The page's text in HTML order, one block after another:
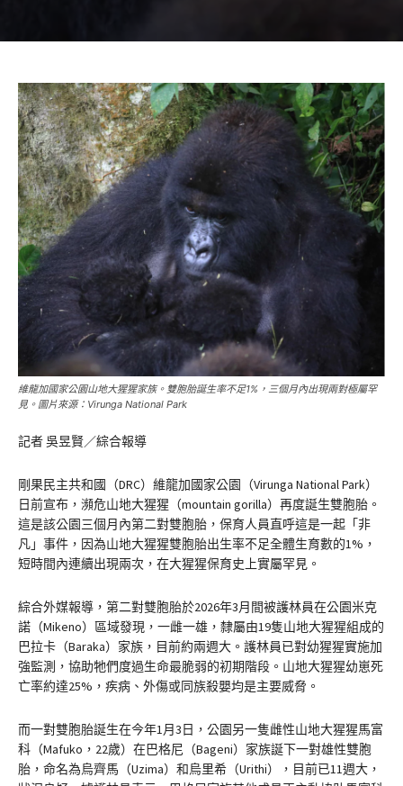
維龍加國家公園山地大猩猩家族。雙胞胎誕生率不足1%，三個月內出現兩對極屬罕
見。圖片來源：Virunga National Park
記者 吳昱賢／綜合報導
剛果民主共和國（DRC）維龍加國家公園（Virunga National Park）
日前宣布，瀕危山地大猩猩（mountain gorilla）再度誕生雙胞胎。
這是該公園三個月內第二對雙胞胎，保育人員直呼這是一起「非
凡」事件，因為山地大猩猩雙胞胎出生率不足全體生育數的1%，
短時間內連續出現兩次，在大猩猩保育史上實屬罕見。
綜合外媒報導，第二對雙胞胎於2026年3月間被護林員在公園米克
諾（Mikeno）區域發現，一雌一雄，隸屬由19隻山地大猩猩組成的
巴拉卡（Baraka）家族，目前約兩週大。護林員已對幼猩猩實施加
強監測，協助牠們度過生命最脆弱的初期階段。山地大猩猩幼崽死
亡率約達25%，疾病、外傷或同族殺嬰均是主要威脅。
而一對雙胞胎誕生在今年1月3日，公園另一隻雌性山地大猩猩馬富
科（Mafuko，22歲）在巴格尼（Bageni）家族誕下一對雄性雙胞
胎，命名為烏齊馬（Uzima）和烏里希（Urithi），目前已11週大，